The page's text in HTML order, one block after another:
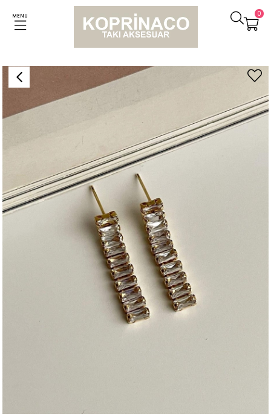
MENU 0
Küpeler Çelik Gold Renk Baget Taşlı Valeria Lena Küpe (3 Cm)